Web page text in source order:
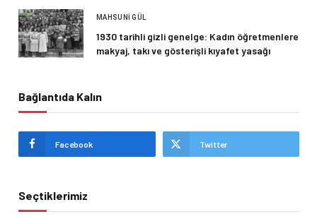
MAHSUNI GÜL
1930 tarihli gizli genelge: Kadın öğretmenlere
makyaj, takı ve gösterişli kıyafet yasağı
Bağlantıda Kalın
Facebook Twitter
Seçtiklerimiz